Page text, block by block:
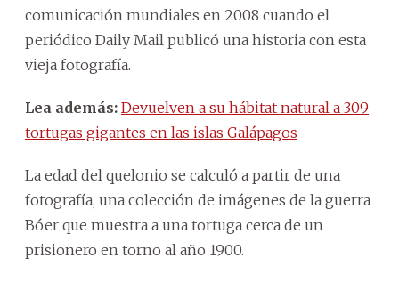
comunicación mundiales en 2008 cuando el
periódico Daily Mail publicó una historia con esta
vieja fotografía.
Lea además: Devuelven a su hábitat natural a 309
tortugas gigantes en las islas Galápagos
La edad del quelonio se calculó a partir de una
fotografía, una colección de imágenes de la guerra
Bóer que muestra a una tortuga cerca de un
prisionero en torno al año 1900.